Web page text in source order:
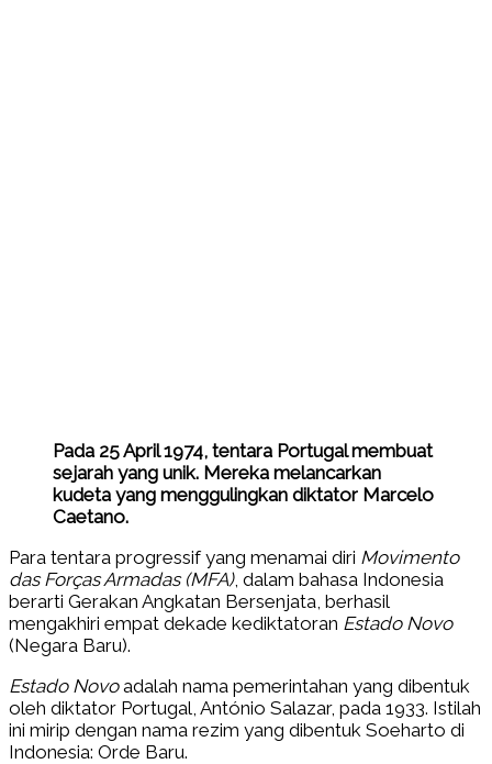
Pada 25 April 1974, tentara Portugal membuat
sejarah yang unik. Mereka melancarkan
kudeta yang menggulingkan diktator Marcelo
Caetano.
Para tentara progressif yang menamai diri Movimento
das Forças Armadas (MFA), dalam bahasa Indonesia
berarti Gerakan Angkatan Bersenjata, berhasil
mengakhiri empat dekade kediktatoran Estado Novo
(Negara Baru).
Estado Novoadalah nama pemerintahan yang dibentuk
oleh diktator Portugal, António Salazar, pada 1933. Istilah
ini mirip dengan nama rezim yang dibentuk Soeharto di
Indonesia: Orde Baru.